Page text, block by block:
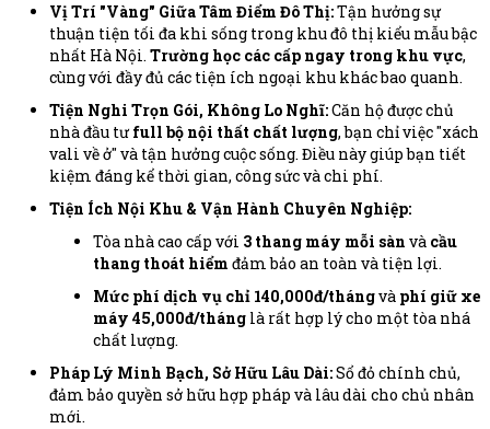
Vị Trí "Vàng" Giữa Tâm Điểm Đô Thị:Tận hưởng sự
thuận tiện tối đa khi sống trong khu đô thị kiểu mẫu bậc
nhất Hà Nội. Trường học các cấp ngay trong khu vực,
cùng với đầy đủ các tiện ích ngoại khu khác bao quanh.
Tiện Nghi Trọn Gói, Không Lo Nghĩ:Căn hộ được chủ
nhà đầu tưfull bộ nội thất chất lượng, bạn chỉ việc "xách
vali về ở" và tận hưởng cuộc sống. Điều này giúp bạn tiết
kiệm đáng kể thời gian, công sức và chi phí.
Tiện Ích Nội Khu & Vận Hành Chuyên Nghiệp:
Tòa nhà cao cấp với 3 thang máy mỗi sàn và cầu
thang thoát hiểm đảm bảo an toàn và tiện lợi.
Mức phí dịch vụ chỉ 140,000đ/thángvà phí giữ xe
máy 45,000đ/tháng là rất hợp lý cho một tòa nhá
chất lượng.
Pháp Lý Minh Bạch, Sở Hữu Lâu Dài:Sổ đỏ chính chủ,
đảm bảo quyền sở hữu hợp pháp và lâu dài cho chủ nhân
mới.